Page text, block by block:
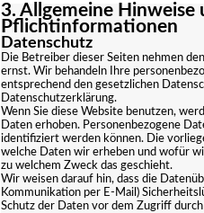
3. Allgemeine Hinweise
Pflichtinformationen
Datenschutz
Die Betreiber dieser Seiten nehmen
ernst. Wir behandeln Ihre
entsprechend den gesetzlichen
Datenschutzerklärung.
Wenn Sie diese Website benutzen,
Daten erhoben. Personenbezogene
identifiziert werden können. Die
welche Daten wir erheben und wofür
zu welchem Zweck das geschieht.
Wir weisen darauf hin, dass die
Kommunikation per E-Mail)
Schutz der Daten vor dem Zugriff